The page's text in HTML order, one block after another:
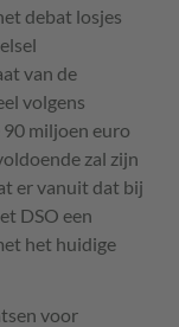
debat losjes
van de
volgens
miljoen euro
zal zijn
er vanuit dat bij
DSO een
het huidige
voor